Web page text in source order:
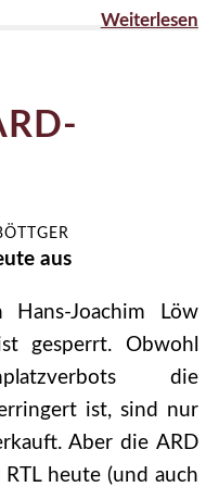
Weiterlesen
aus
Joachim Löw
gesperrt. Obwohl
die
ist, sind nur
Aber die ARD
heute (und auch